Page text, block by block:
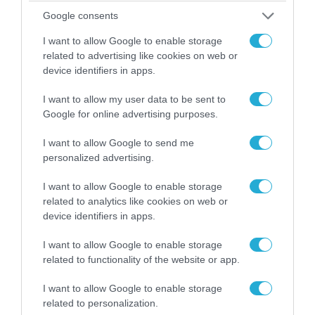
Google consents
I want to allow Google to enable storage
related to advertising like cookies on web or
device identifiers in apps.
I want to allow my user data to be sent to
Google for online advertising purposes.
I want to allow Google to send me
personalized advertising.
I want to allow Google to enable storage
related to analytics like cookies on web or
device identifiers in apps.
I want to allow Google to enable storage
related to functionality of the website or app.
I want to allow Google to enable storage
related to personalization.
Η ανακοίνωση του Πανελλήνιου Σωματείου
που γέλασε στη φωτιά